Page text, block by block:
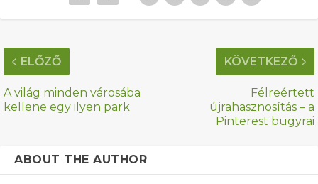
ELŐZŐ
A világ minden városába
kellene egy ilyen park
KÖVETKEZŐ
Félreértett
újrahasznosítás – a
Pinterest bugyrai
ABOUT THE AUTHOR